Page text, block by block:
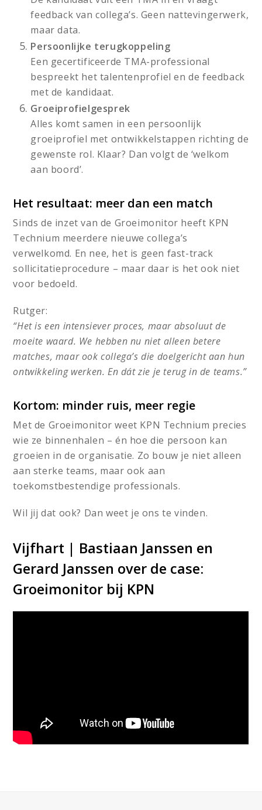
feedback van collega’s. Geen nattevingerwerk,
maar data.
Persoonlijke terugkoppeling
Een gecertificeerde TMA-professional
bespreekt het talentenprofiel en de feedback
met de kandidaat.
Groeiprofielgesprek
Alles komt samen in een persoonlijk
groeiprofiel met ontwikkelstappen richting de
gewenste rol. Klaar? Dan volgt de ‘welkom
aan boord’.
Het resultaat: meer dan een match
Sinds de inzet van de Groeimonitor heeft KPN
Technium meerdere nieuwe collega’s
verwelkomd. En nee, het is geen fast-track
sollicitatieprocedure – maar daar is het ook niet
voor bedoeld.
Rutger:
“Het is een intensiever proces, maar absoluut de
moeite waard. We hebben nu niet alleen betere
matches, maar ook collega’s die doelgericht aan hun
ontwikkeling werken. En dát zie je terug in de teams.”
Kortom: minder ruis, meer regie
Met de Groeimonitor weet KPN Technium precies
wie ze binnenhalen – én hoe die persoon kan
groeien in de organisatie. Zo bouw je niet alleen
aan sterke teams, maar ook aan
toekomstbestendige professionals.
Wil jij dat ook? Dan weet je ons te vinden.
Vijfhart | Bastiaan Janssen en
Gerard Janssen over de case:
Groeimonitor bij KPN